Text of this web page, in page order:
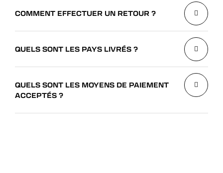
COMMENT EFFECTUER UN RETOUR ?
QUELS SONT LES PAYS LIVRÉS ?
QUELS SONT LES MOYENS DE PAIEMENT
ACCEPTÉS ?